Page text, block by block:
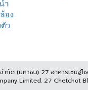
ำกัด (มหาชน) 27 อาคารเชษฐ
Limited. 27 Chetchot